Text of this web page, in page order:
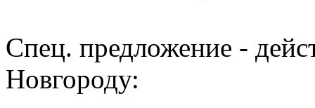
Спец. предложение -
Новгороду: